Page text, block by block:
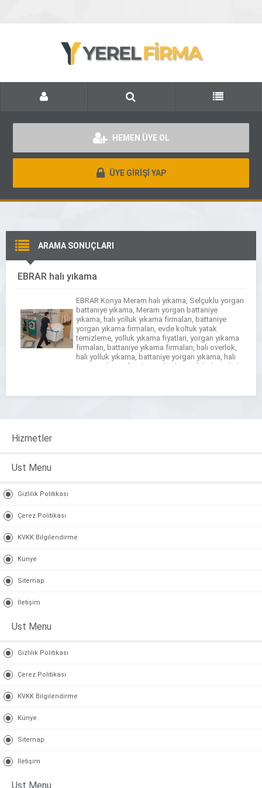
HEMEN ÜYE OL
ÜYE GİRİŞİ YAP
ARAMA SONUÇLARI
EBRAR halı yıkama
EBRAR Konya Meram halı yıkama, Selçuklu yorgan
battaniye yıkama, Meram yorgan battaniye
yıkama, halı yolluk yıkama firmaları, battaniye
yorgan yıkama firmaları, evde koltuk yatak
temizleme, yolluk yıkama fiyatları, yorgan yıkama
firmaları, battaniye yıkama firmaları, halı overlok,
halı yolluk yıkama, battaniye yorgan yıkama, halı
yorgan yıkama fiyatları, Halı yıkama fabrikası, halı
Hizmetler
Ust Menu
Gizlilik Politikası
Çerez Politikası
KVKK Bilgilendirme
Künye
Sitemap
İletişim
Ust Menu
Gizlilik Politikası
Çerez Politikası
KVKK Bilgilendirme
Künye
Sitemap
İletişim
Ust Menu